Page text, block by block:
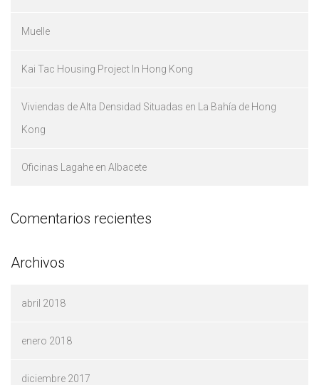
Muelle
Kai Tac Housing Project In Hong Kong
Viviendas de Alta Densidad Situadas en La Bahía de Hong
Kong
Oficinas Lagahe en Albacete
Comentarios recientes
Archivos
abril 2018
enero 2018
diciembre 2017